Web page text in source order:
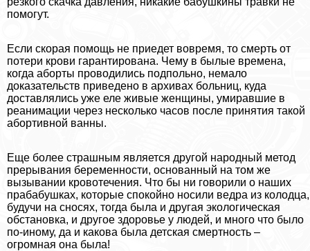
помогут.
Если скорая помощь не приедет вовремя, то cмepть от
потери крови гарантирована. Чему в былые времена,
когда aбopты проводились подпольно, немало
доказательств приведено в архивах больниц, куда
доставлялись уже еле живые женщины, умиравшие в
реанимации через несколько часов после принятия такой
aбopтивной ванны.
Еще более страшным является другой народный метод
прерывания беременности, основанный на том же
вызывании кровотечения. Что бы ни говорили о наших
пpaбабушках, которые спокойно носили ведра из колодца,
будучи на сносях, тогда была и другая экологическая
обстановка, и другое здоровье у людей, и много что было
по-иному, да и какова была детская cмepтность –
огромная она была!